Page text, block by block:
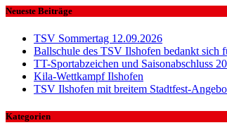
Neueste Beiträge
TSV Sommertag 12.09.2026
Ballschule des TSV Ilshofen bedankt sich
TT-Sportabzeichen und Saisonabschluss
Kila-Wettkampf Ilshofen
TSV Ilshofen mit breitem Stadtfest-
Kategorien